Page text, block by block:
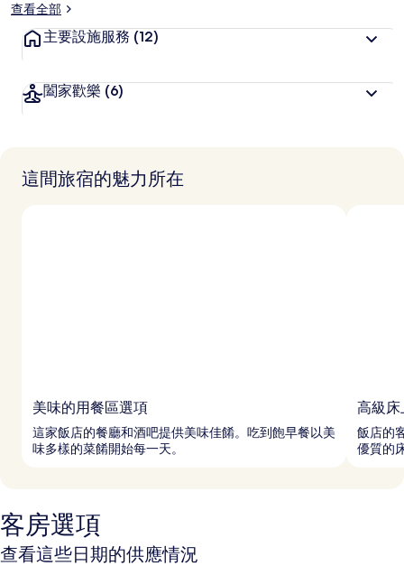
查看全部
主要設施服務 (12)
闔家歡樂 (6)
這間旅宿的魅力所在
美味的用餐區選項
這家飯店的餐廳和酒吧提供美味佳餚。吃到飽早餐以美
味多樣的菜餚開始每一天。
高級床
飯店的
優質的
客房選項
查看這些日期的供應情況